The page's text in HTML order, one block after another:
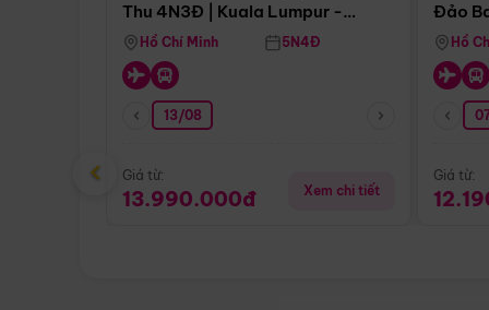
Thu 4N3Đ | Kuala Lumpur -
Malacca - Johor Baru -
Singapore
Hồ Chí Minh 5N4Đ
13/08
Giá từ:
13.990.000đ Xem chi tiết
Đảo
Hồ
Giá từ:
‹